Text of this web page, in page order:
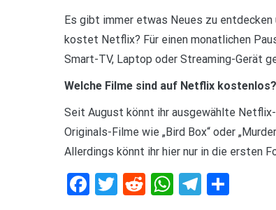
Es gibt immer etwas Neues zu entdecken
kostet Netflix? Für einen monatlichen
Smart-TV, Laptop oder Streaming-Gerät
Welche Filme sind auf Netflix kostenlos?
Seit August könnt ihr ausgewählte
Originals-Filme wie „Bird Box“ oder
Allerdings könnt ihr hier nur in die ersten
Facebook
Twitter
RedditWhatsApp